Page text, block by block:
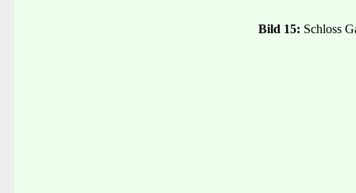
Bild 15: Schloss